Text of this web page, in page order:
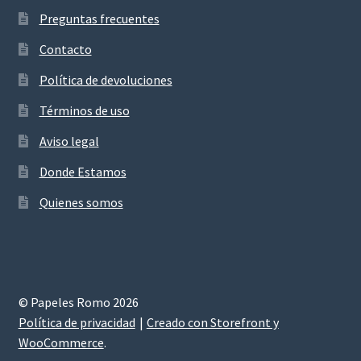
Preguntas frecuentes
Contacto
Política de devoluciones
Términos de uso
Aviso legal
Donde Estamos
Quienes somos
© Papeles Romo 2026
Política de privacidad
Creado con Storefront y
WooCommerce.